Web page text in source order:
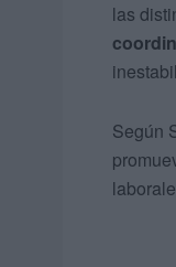
las
Según